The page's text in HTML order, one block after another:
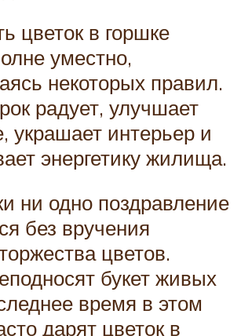
цветок в горшке
уместно,
некоторых правил.
радует, улучшает
украшает интерьер и
энергетику жилища.
ни одно поздравление
без вручения
цветов.
букет живых
время в этом
дарят цветок в